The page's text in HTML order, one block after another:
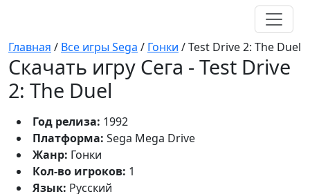
Главная / Все игры Sega / Гонки /Test Drive 2: The Duel
Скачать игру Сега - Test Drive
2: The Duel
Год релиза: 1992
Платформа: Sega Mega Drive
Жанр: Гонки
Кол-во игроков: 1
Язык: Русский